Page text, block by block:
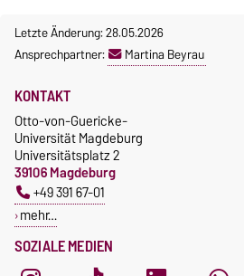
wissenschaftlichen Praxis und
in Verdachtsfällen
Fehlverhaltens wenden Sie
sich bitte an:
ombudswesen@ovgu.de
Letzte Änderung: 28.05.2026
Ansprechpartner:
Martina Beyrau
SOZIALE MEDIEN
KONTAKT
Otto-von-Guericke-
Universität Magdeburg
Universitätsplatz 2
39106 Magdeburg
+49 391 67-01
mehr…